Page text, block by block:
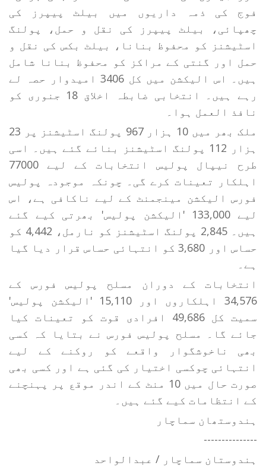
فوج کی ذمہ داریوں میں بیلٹ پیپرز کی
چھپائی، بیلٹ پیپرز کی نقل و حمل، پولنگ
اسٹیشنز کو محفوظ بنانا، بیلٹ بکس کی نقل و
حمل اور گنتی کے مراکز کو محفوظ بنانا شامل
ہیں۔ اس الیکشن میں کل 3406 امیدوار حصہ لے
رہے ہیں۔ انتخابی ضابطہ اخلاق 18 جنوری کو
نافذ العمل ہوا۔
ملک بھر میں 10 ہزار 967 پولنگ اسٹیشنز پر 23
ہزار 112 پولنگ اسٹیشنز بنائے گئے ہیں۔ اسی
طرح نیپال پولیس انتخابات کے لیے 77000
اہلکار تعینات کرے گی۔ چونکہ موجودہ پولیس
فورس الیکشن مینجمنٹ کے لیے ناکافی ہے، اس
لیے 133,000 'الیکشن پولیس' بھرتی کیے گئے
ہیں۔ 2,845 پولنگ اسٹیشنز کو نارمل، 4,442 کو
حساس اور 3,680 کو انتہائی حساس قرار دیا گیا
ہے۔
انتخابات کے دوران مسلح پولیس فورس کے
34,576 اہلکاروں اور 15,110 'الیکشن پولیس'
سمیت کل 49,686 افرادی قوت کو تعینات کیا
جائے گا۔ مسلح پولیس فورس نے بتایا کہ کسی
بھی ناخوشگوار واقعے کو روکنے کے لیے
انتہائی چوکسی اختیار کی گئی ہے اور کسی بھی
صورت حال میں 10 منٹ کے اندر موقع پر پہنچنے
کے انتظامات کیے گئے ہیں۔
ہندوستھان سماچار
---------------
ہندوستان سماچار / عبدالواحد